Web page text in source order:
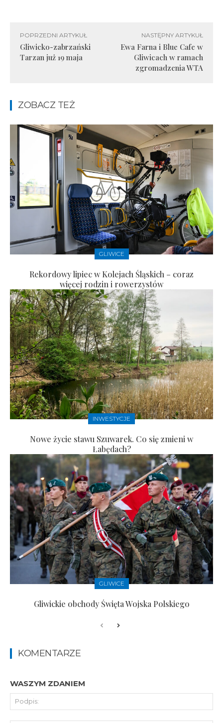
POPRZEDNI ARTYKUŁ
Gliwicko-zabrzański
Tarzan już 19 maja
NASTĘPNY ARTYKUŁ
Ewa Farna i Blue Cafe w
Gliwicach w ramach
zgromadzenia WTA
ZOBACZ TEŻ
GLIWICE
Rekordowy lipiec w Kolejach Śląskich – coraz
więcej rodzin i rowerzystów
INWESTYCJE
Nowe życie stawu Szuwarek. Co się zmieni w
Łabędach?
GLIWICE
Gliwickie obchody Święta Wojska Polskiego
KOMENTARZE
WASZYM ZDANIEM